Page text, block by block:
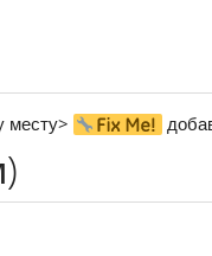
месту>